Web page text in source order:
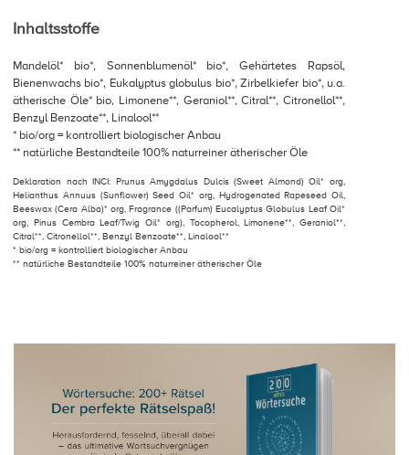
Inhaltsstoffe
Mandelöl* bio*, Sonnenblumenöl* bio*, Gehärtetes Rapsöl,
Bienenwachs bio*, Eukalyptus globulus bio*, Zirbelkiefer bio*, u.a.
ätherische Öle* bio, Limonene**, Geraniol**, Citral**, Citronellol**,
Benzyl Benzoate**, Linalool**
* bio/org = kontrolliert biologischer Anbau
** natürliche Bestandteile 100% naturreiner ätherischer Öle
Deklaration nach INCI: Prunus Amygdalus Dulcis (Sweet Almond) Oil* org,
Helianthus Annuus (Sunflower) Seed Oil* org, Hydrogenated Rapeseed Oil,
Beeswax (Cera Alba)* org, Fragrance ((Parfum) Eucalyptus Globulus Leaf Oil*
org, Pinus Cembra Leaf/Twig Oil* org), Tocopherol, Limonene**, Geraniol**,
Citral**, Citronellol**, Benzyl Benzoate**, Linalool**
* bio/org = kontrolliert biologischer Anbau
** natürliche Bestandteile 100% naturreiner ätherischer Öle